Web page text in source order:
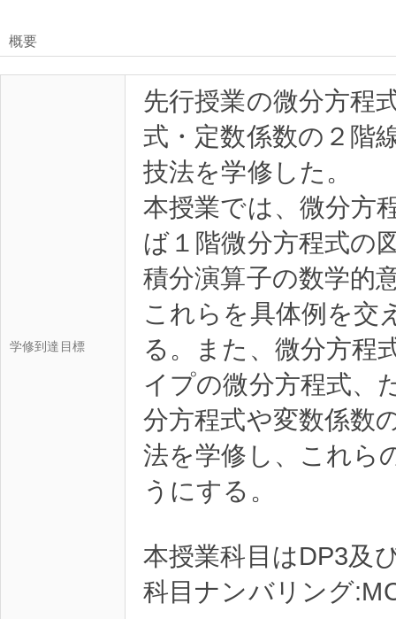
概要
学修到達目標
先行授業の微分方程
式・定数係数の２階
技法を学修した。
本授業では、微分方
ば１階微分方程式の
積分演算子の数学的
これらを具体例を交
る。また、微分方程
イプの微分方程式、
分方程式や変数係数
法を学修し、これら
うにする。
本授業科目はDP3及